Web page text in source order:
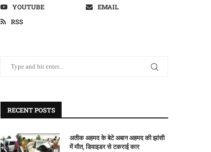
YOUTUBE
EMAIL
RSS
RECENT POSTS
अतीक अहमद के बेटे अबान अहमद की झांसी
में मौत, डिवाइडर से टकराई कार